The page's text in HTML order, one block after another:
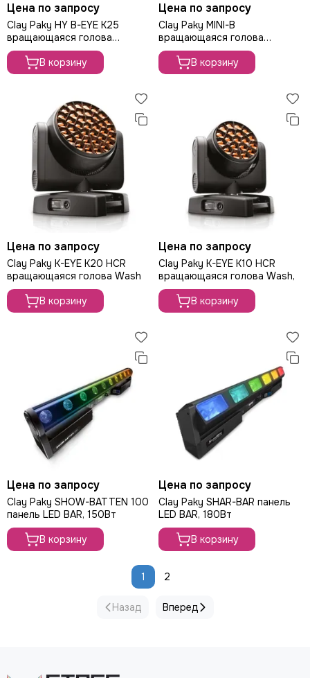
Цена по запросу
Clay Paky HY B-EYE K25
вращающаяся голова
Wash/Beam,
В корзину
Цена по запросу
Clay Paky MINI-B
вращающаяся голова
Wash/Beam, 280Вт
В корзину
Цена по запросу
Clay Paky K-EYE K20 HCR
вращающаяся голова Wash
В корзину
Цена по запросу
Clay Paky K-EYE K10 HCR
вращающаяся голова Wash,
В корзину
Цена по запросу
Clay Paky SHOW-BATTEN 100
панель LED BAR, 150Вт
В корзину
Цена по запросу
Clay Paky SHAR-BAR панель
LED BAR, 180Вт
В корзину
Назад
1 2
Вперед